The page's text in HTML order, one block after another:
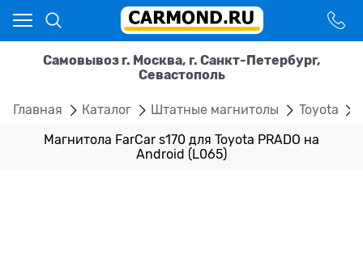
Самовывоз г. Москва, г. Санкт-Петербург,
Севастополь
Главная Каталог Штатные магнитолы Toyota
Магнитола FarCar s170 для Toyota PRADO на
Android (L065)